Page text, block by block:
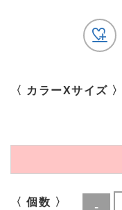
〈 カラーXサイズ 〉
〈 個数 〉